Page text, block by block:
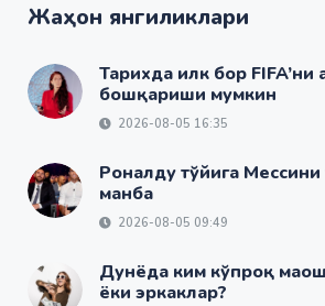
Жаҳон янгиликлари
Тарихда илк бор FIFA’ни
бошқариши мумкин
2026-08-05 16:35
Роналду тўйига
манба
2026-08-05 09:49
Дунёда ким кўпроқ
ёки эркаклар?